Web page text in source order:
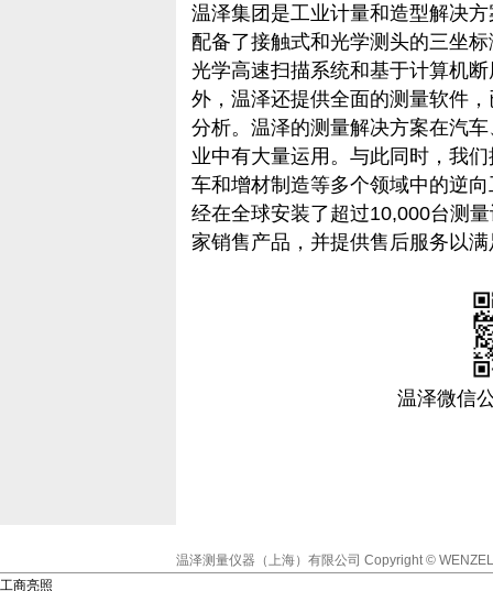
温泽集团是工业计量和造型解决
配备了接触式和光学测头的三坐
光学高速扫描系统和基于计算机
外，温泽还提供全面的测量软件
分析。温泽的测量解决方案在汽
业中有大量运用。与此同时，我
车和增材制造等多个领域中的逆
经在全球安装了超过10,000台测
家销售产品，并提供售后服务以
温泽微信
温泽测量仪器（上海）有限公司 Copyright ©
工商亮照